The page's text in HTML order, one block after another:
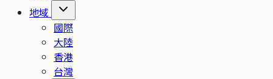
地域
國際
大陸
香港
台灣